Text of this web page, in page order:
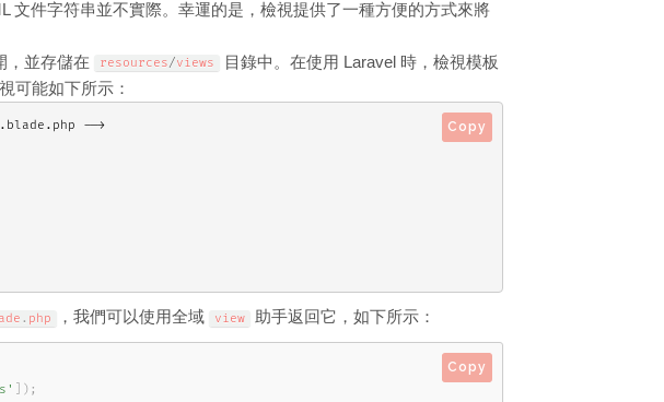
文件字符串並不實際。幸運的是，檢視提供了一種方便的方式來將
，並存儲在
resources/views
目錄中。在使用 Laravel 時，檢視模板
可能如下所示：
--> Copy
. php ，我們可以使用全域 view 助手返回它，如下所示：
) ;
Copy